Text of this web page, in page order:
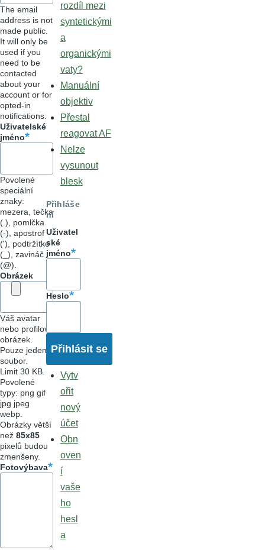
The email
address is not
made public.
It will only be
used if you
need to be
contacted
about your
account or for
opted-in
notifications.
Uživatelské
jméno
Povolené
speciální
znaky:
mezera, tečka
(.), pomlčka
(-), apostrof
('), podtržítko
(_), zavináč
(@).
Obrázek
Váš avatar
nebo profilový
obrázek.
Pouze jeden
soubor.
Limit 30 KB.
Povolené
typy: png gif
jpg jpeg
webp.
Obrázky větší
než 85x85
pixelů budou
zmenšeny.
Fotovýbava
rozdíl mezi
syntetickými
a
organickými
vaty?
Manuální
objektiv
Přestal
reagovat AF
Nelze
vysunout
blesk
Přihláše
ní
Uživatel
ské
jméno
Heslo
Vytv
ořit
nový
účet
Obn
oven
í
vaše
ho
hesl
a